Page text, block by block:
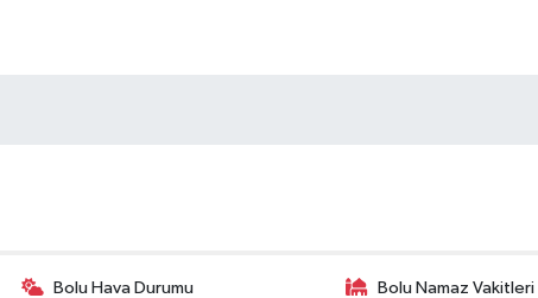
Bolu Hava Durumu Bolu Namaz Vakitleri